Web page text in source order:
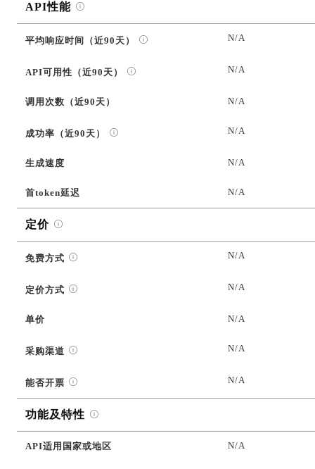
API性能
平均响应时间（近90天） N/A
API可用性（近90天） N/A
调用次数（近90天） N/A
成功率（近90天） N/A
生成速度 N/A
首token延迟 N/A
定价
免费方式 N/A
定价方式 N/A
单价 N/A
采购渠道 N/A
能否开票 N/A
功能及特性
API适用国家或地区 N/A